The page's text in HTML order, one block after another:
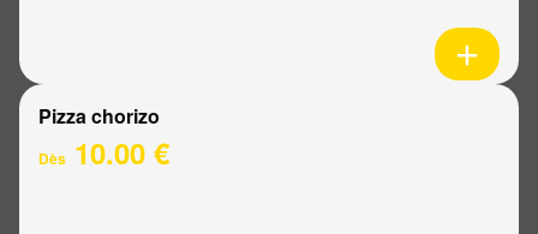
Pizza chorizo
Dès 10.00 €